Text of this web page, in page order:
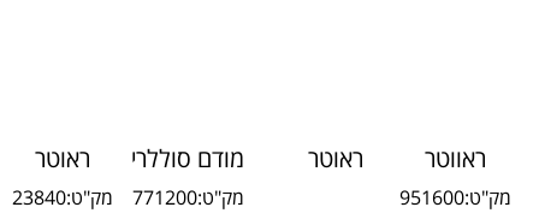
ראווטר
סוללרי
מק"ט:951600
ראוטר
מודם סוללרי
TERMINAL
מק"ט:771200
ראוטר
סוללרי נייד
מק"ט:23840